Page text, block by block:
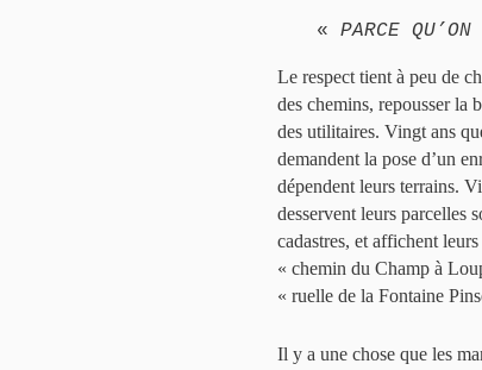
« PARCE
Le respect tient à peu de
des chemins, repousser la
des utilitaires. Vingt ans
demandent la pose d’un
dépendent leurs terrains.
desservent leurs parcelles
cadastres, et affichent
« chemin du Champ à
« ruelle de la Fontaine
Il y a une chose que les